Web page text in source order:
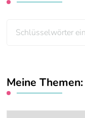
Meine Themen: